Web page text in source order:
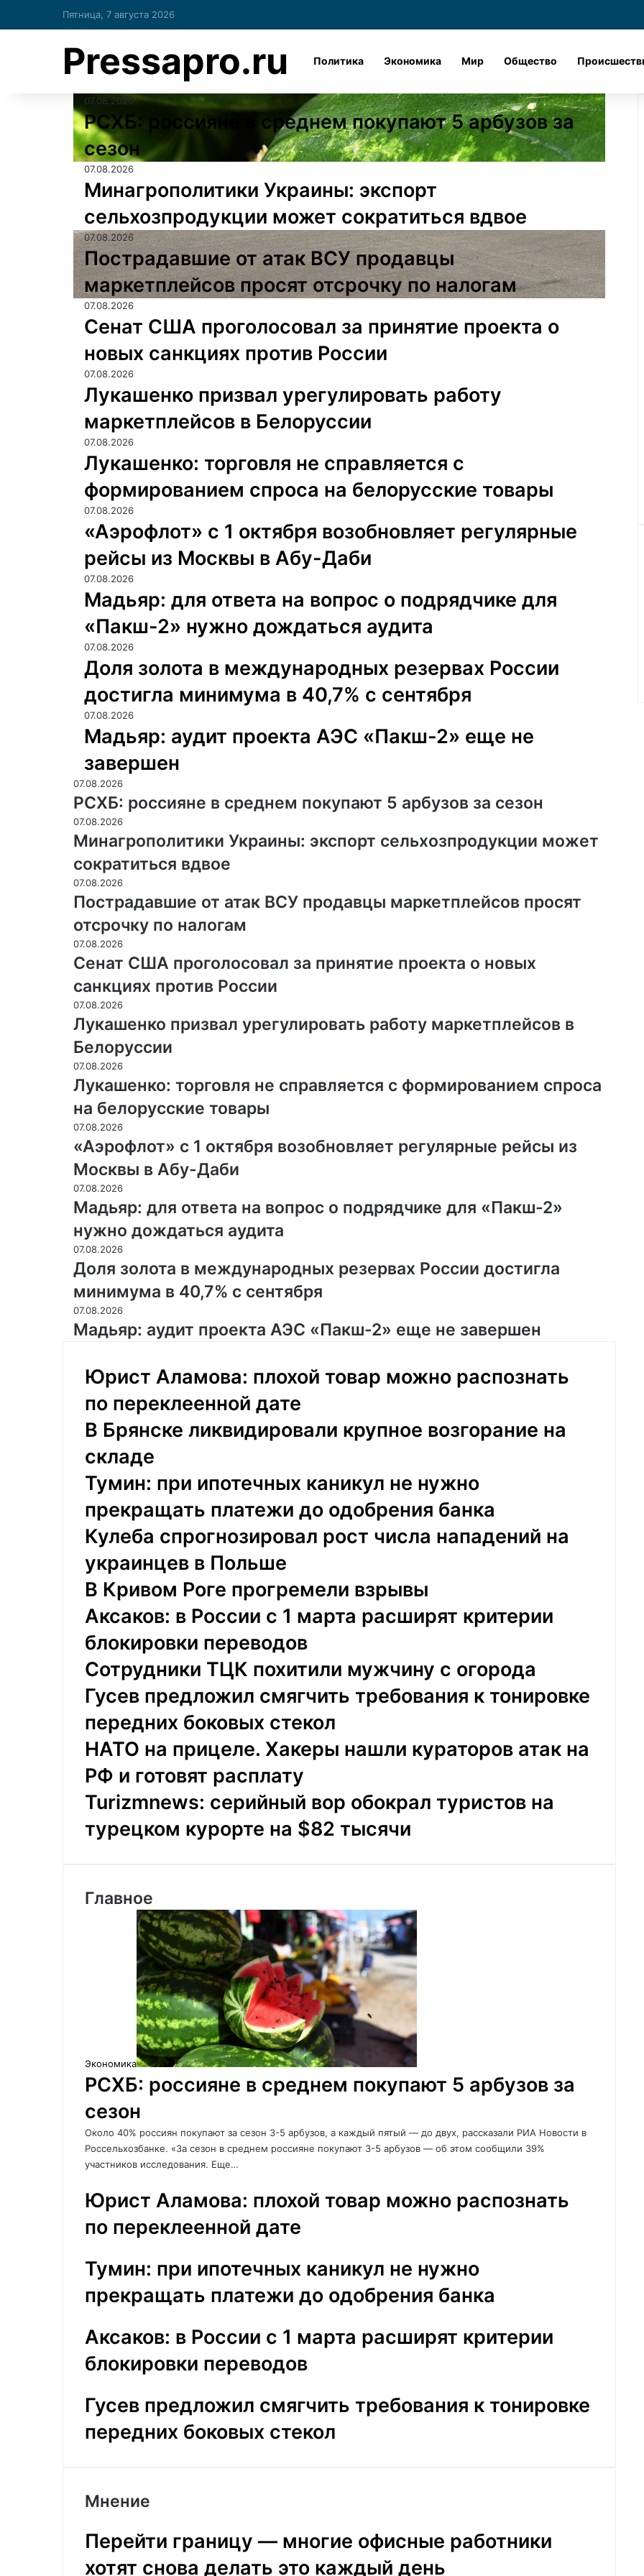
Пятница, 7 августа 2026
dzen
Pressapro.ru Политика Экономика Мир Общество
07.08.2026
РСХБ: россияне в среднем покупают 5 арбузов за
сезон
07.08.2026
Минагрополитики Украины: экспорт
сельхозпродукции может сократиться вдвое
07.08.2026
Пострадавшие от атак ВСУ продавцы
маркетплейсов просят отсрочку по налогам
07.08.2026
Сенат США проголосовал за принятие проекта о
новых санкциях против России
07.08.2026
Лукашенко призвал урегулировать работу
маркетплейсов в Белоруссии
07.08.2026
Лукашенко: торговля не справляется с
формированием спроса на белорусские товары
07.08.2026
«Аэрофлот» с 1 октября возобновляет регулярные
рейсы из Москвы в Абу-Даби
07.08.2026
Мадьяр: для ответа на вопрос о подрядчике для
«Пакш-2» нужно дождаться аудита
07.08.2026
Доля золота в международных резервах России
достигла минимума в 40,7% с сентября
07.08.2026
Мадьяр: аудит проекта АЭС «Пакш-2» еще не
завершен
07.08.2026
РСХБ: россияне в среднем покупают 5 арбузов за сезон
07.08.2026
Минагрополитики Украины: экспорт сельхозпродукции может
сократиться вдвое
07.08.2026
Пострадавшие от атак ВСУ продавцы маркетплейсов просят
отсрочку по налогам
07.08.2026
Сенат США проголосовал за принятие проекта о новых
санкциях против России
07.08.2026
Лукашенко призвал урегулировать работу маркетплейсов в
Белоруссии
07.08.2026
Лукашенко: торговля не справляется с формированием спроса
на белорусские товары
07.08.2026
«Аэрофлот» с 1 октября возобновляет регулярные рейсы из
Москвы в Абу-Даби
07.08.2026
Мадьяр: для ответа на вопрос о подрядчике для «Пакш-2»
нужно дождаться аудита
07.08.2026
Доля золота в международных резервах России достигла
минимума в 40,7% с сентября
07.08.2026
Мадьяр: аудит проекта АЭС «Пакш-2» еще не завершен
Юрист Аламова: плохой товар можно распознать
по переклеенной дате
В Брянске ликвидировали крупное возгорание на
складе
Тумин: при ипотечных каникул не нужно
прекращать платежи до одобрения банка
Кулеба спрогнозировал рост числа нападений на
украинцев в Польше
В Кривом Роге прогремели взрывы
Аксаков: в России с 1 марта расширят критерии
блокировки переводов
Сотрудники ТЦК похитили мужчину с огорода
Гусев предложил смягчить требования к тонировке
передних боковых стекол
НАТО на прицеле. Хакеры нашли кураторов атак на
РФ и готовят расплату
Turizmnews: серийный вор обокрал туристов на
турецком курорте на $82 тысячи
Главное
Экономика
РСХБ: россияне в среднем покупают 5 арбузов за
сезон
Около 40% россиян покупают за сезон 3-5 арбузов, а каждый пятый — до двух, рассказали РИА Новости в
Россельхозбанке. «За сезон в среднем россияне покупают 3-5 арбузов — об этом сообщили 39%
участников исследования. Еще…
Юрист Аламова: плохой товар можно распознать
по переклеенной дате
Тумин: при ипотечных каникул не нужно
прекращать платежи до одобрения банка
Аксаков: в России с 1 марта расширят критерии
блокировки переводов
Гусев предложил смягчить требования к тонировке
передних боковых стекол
Мнение
Перейти границу — многие офисные работники
хотят снова делать это каждый день